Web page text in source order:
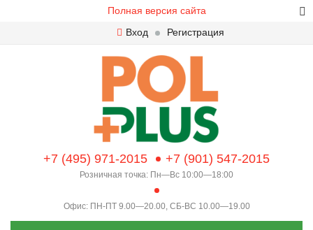
Полная версия сайта
Вход
Регистрация
+7 (495) 971-2015 +7 (901) 547-2015
Розничная точка: Пн—Вс 10:00—18:00
Офис: ПН-ПТ 9.00—20.00, СБ-ВС 10.00—19.00